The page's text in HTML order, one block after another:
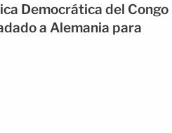
Democrática del Congo
a Alemania para